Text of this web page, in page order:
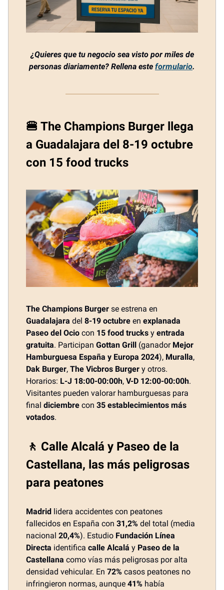
¿Quieres que tu negocio sea visto por miles de
personas diariamente? Rellena este formulario.
🍔 The Champions Burger llega
a Guadalajara del 8-19 octubre
con 15 food trucks
The Champions Burger se estrena en
Guadalajara del 8-19 octubre en explanada
Paseo del Ocio con 15 food trucks y entrada
gratuita. Participan Gottan Grill (ganador Mejor
Hamburguesa España y Europa 2024), Muralla,
Dak Burger, The Vicbros Burger y otros.
Horarios: L-J 18:00-00:00h, V-D 12:00-00:00h.
Visitantes pueden valorar hamburguesas para
final diciembre con 35 establecimientos más
votados.
🚶 Calle Alcalá y Paseo de la
Castellana, las más peligrosas
para peatones
Madrid lidera accidentes con peatones
fallecidos en España con 31,2% del total (media
nacional 20,4%). Estudio Fundación Línea
Directa identifica calle Alcalá y Paseo de la
Castellana como vías más peligrosas por alta
densidad vehicular. En 72% casos peatones no
infringieron normas, aunque 41% había